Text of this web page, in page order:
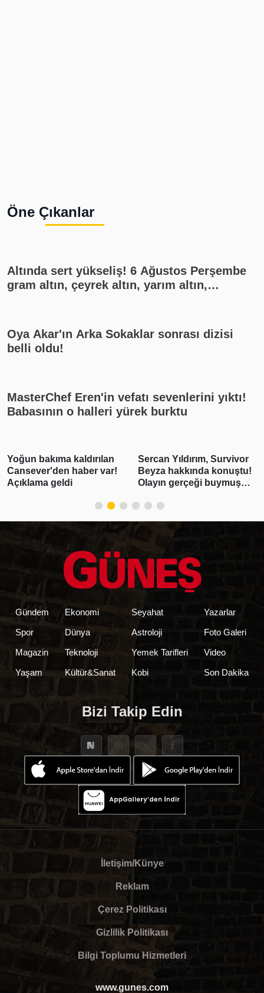
Öne Çıkanlar
Altında sert yükseliş! 6 Ağustos Perşembe
gram altın, çeyrek altın, yarım altın,
Oya Akar'ın Arka Sokaklar sonrası dizisi
belli oldu!
MasterChef Eren'in vefatı sevenlerini yıktı!
Babasının o halleri yürek burktu
Yoğun bakıma kaldırılan
Cansever'den haber var!
Açıklama geldi
Sercan Yıldırım, Survivor
Beyza hakkında konuştu!
Olayın gerçeği buymuş…
Gündem
Spor
Magazin
Yaşam
Ekonomi
Dünya
Teknoloji
Kültür&Sanat
Seyahat
Astroloji
Yemek Tarifleri
Kobi
Yazarlar
Foto Galeri
Video
Son Dakika
Bizi Takip Edin
İletişim/Künye
Reklam
Çerez Politikası
Gizlilik Politikası
Bilgi Toplumu Hizmetleri
www.gunes.com